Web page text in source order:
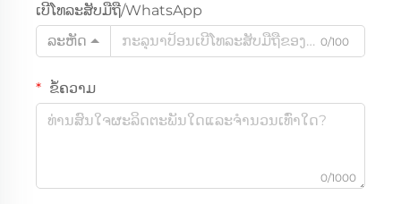
ເບີໂທລະສັບມືຖື/WhatsApp
ລະຫັດ
0/100
ຂໍ້ຄວາມ
0/1000